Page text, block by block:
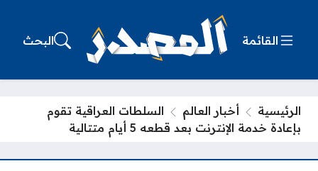
القائمة البحث
الرئيسية أخبار العالم
السلطات العراقية تقوم
بإعادة خدمة الإنترنت بعد قطعه 5 أيام متتالية